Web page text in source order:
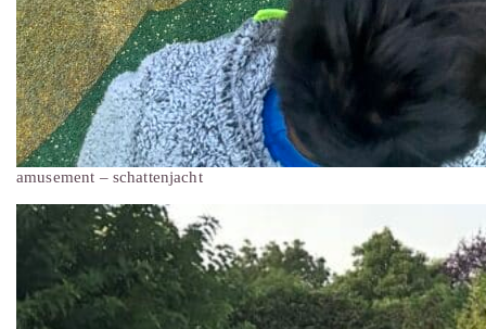
amusement – schattenjacht